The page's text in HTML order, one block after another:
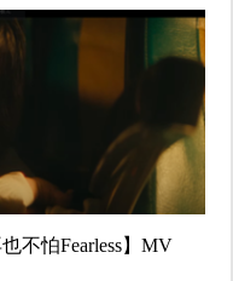
不怕Fearless】MV